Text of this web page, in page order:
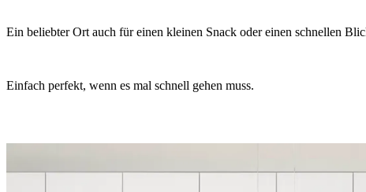
Ein beliebter Ort auch für einen kleinen Snack oder einen schnellen
Einfach perfekt, wenn es mal schnell gehen muss.